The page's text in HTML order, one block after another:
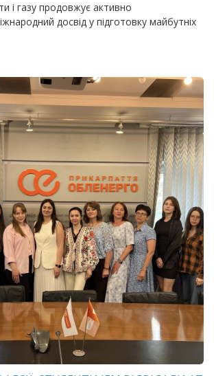
і газу продовжує активно
досвід у підготовку майбутніх